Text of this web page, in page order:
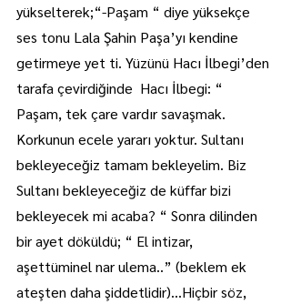
yükselterek;“-Paşam “ diye yüksekçe
ses tonu Lala Şahin Paşa’yı kendine
getirmeye yet ti. Yüzünü Hacı İlbegi’den
tarafa çevirdiğinde  Hacı İlbegi: “
Paşam, tek çare vardır savaşmak.
Korkunun ecele yararı yoktur. Sultanı
bekleyeceğiz tamam bekleyelim. Biz
Sultanı bekleyeceğiz de küffar bizi
bekleyecek mi acaba? “ Sonra dilinden
bir ayet döküldü; “ El intizar,
aşettüminel nar ulema..” (beklem ek
ateşten daha şiddetlidir)...Hiçbir söz,